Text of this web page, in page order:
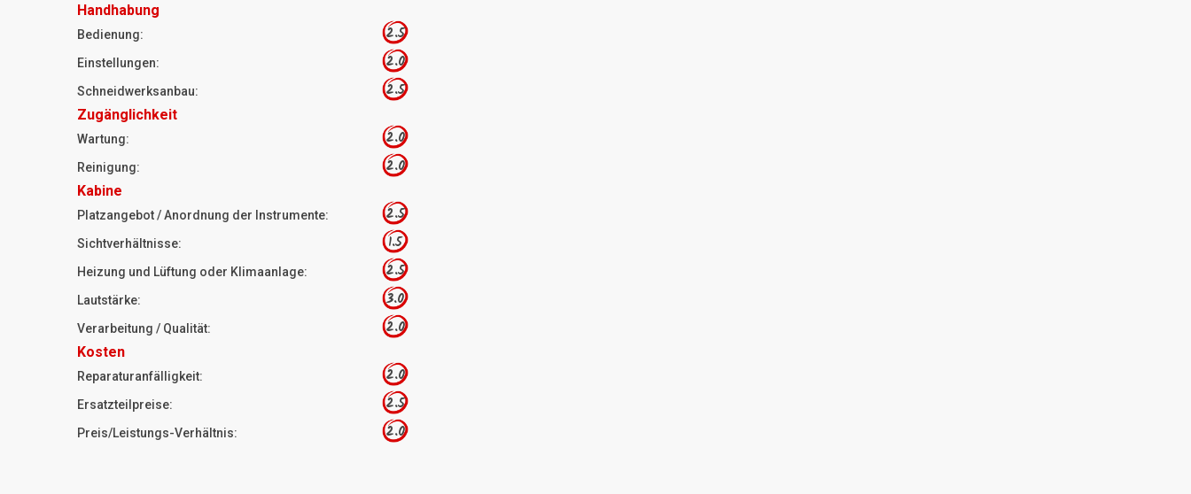
Handhabung
Bedienung: 2.5
Einstellungen: 2.0
Schneidwerksanbau: 2.5
Zugänglichkeit
Wartung: 2.0
Reinigung: 2.0
Kabine
Platzangebot / Anordnung der Instrumente: 2.5
Sichtverhältnisse: 1.5
Heizung und Lüftung oder Klimaanlage: 2.5
Lautstärke: 3.0
Verarbeitung / Qualität: 2.0
Kosten
Reparaturanfälligkeit: 2.0
Ersatzteilpreise: 2.5
Preis/Leistungs-Verhältnis: 2.0